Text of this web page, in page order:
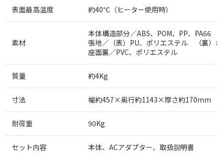
表面最高温度 約40℃（ヒーター使用時）
素材
本体構造部分／ABS、POM、PP、PA66
張地／（表）PU、ポリエステル （裏）
座面裏／PVC、ポリエステル
質量 約4Kg
寸法 幅約457×奥行約1143×厚さ約170mm
耐荷重 90Kg
セット内容 本体、ACアダプター、取扱説明書